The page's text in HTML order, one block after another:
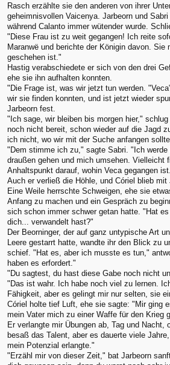
Rasch erzählte sie den anderen von ihrer
geheimnisvollen Vaicenya. Jarbeorn und Sabri
während Calanto immer wütender wurde.
"Diese Frau ist zu weit gegangen! Ich reite
Maranwë und berichte der Königin davon. Sie
geschehen ist."
Hastig verabschiedete er sich von den drei
ehe sie ihn aufhalten konnten.
"Die Frage ist, was wir jetzt tun werden.
wir sie finden konnten, und ist jetzt wieder
Jarbeorn fest.
"Ich sage, wir bleiben bis morgen hier,"
noch nicht bereit, schon wieder auf die Jagd
ich nicht, wo wir mit der Suche anfangen
"Dem stimme ich zu," sagte Sabri. "Ich
draußen gehen und mich umsehen. Vielleicht
Anhaltspunkt darauf, wohin Veca gegangen
Auch er verließ die Höhle, und Córiel blieb mit
Eine Weile herrschte Schweigen, ehe sie
Anfang zu machen und ein Gespräch zu
sich schon immer schwer getan hatte. "Hat
dich... verwandelt hast?"
Der Beorninger, der auf ganz untypische Art
Leere gestarrt hatte, wandte ihr den Blick zu
schief. "Hat es, aber ich musste es tun,"
haben es erfordert."
"Du sagtest, du hast diese Gabe noch nicht
"Das ist wahr. Ich habe noch viel zu lernen.
Fähigkeit, aber es gelingt mir nur selten, sie
Córiel holte tief Luft, ehe sie sagte: "Mir ging
mein Vater mich zu einer Waffe für den Krieg
Er verlangte mir Übungen ab, Tag und Nacht,
besaß das Talent, aber es dauerte viele
mein Potenzial erlangte."
"Erzähl mir von dieser Zeit," bat Jarbeorn